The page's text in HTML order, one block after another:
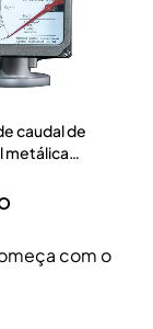
caudal de
metálica
com o